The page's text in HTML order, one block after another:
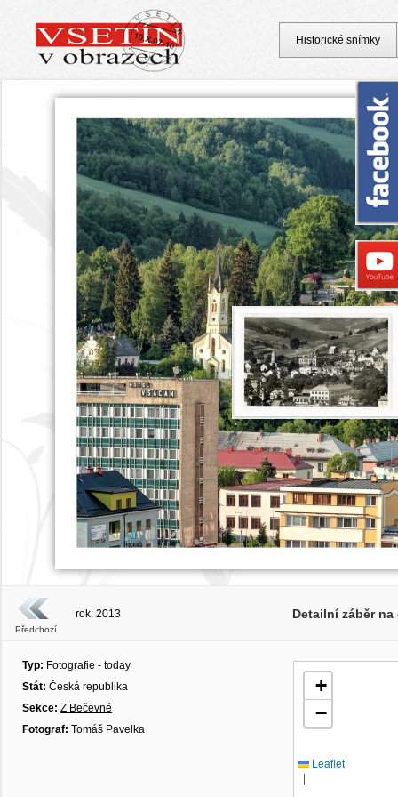
Předchozí
rok: 2013 Detailní záběr
Typ: Fotografie - today
Stát: Česká republika
Sekce: Z Bečevné
Fotograf: Tomáš Pavelka
+
−
Leaflet
|
Historické snímky